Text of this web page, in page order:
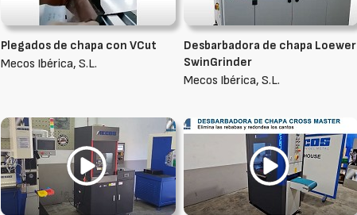
Plegados de chapa con VCut
Mecos Ibérica, S.L.
Desbarbadora de chapa Loewer
SwinGrinder
Mecos Ibérica, S.L.